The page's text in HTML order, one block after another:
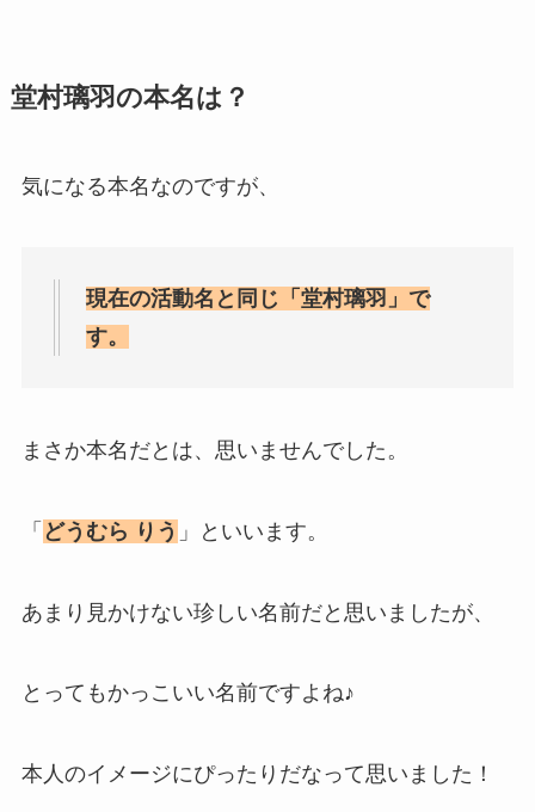
堂村璃羽の本名は？
気になる本名なのですが、
現在の活動名と同じ「堂村璃羽」で
す。
まさか本名だとは、思いませんでした。
「 どうむら りう 」といいます。
あまり見かけない珍しい名前だと思いましたが、
とってもかっこいい名前ですよね♪
本人のイメージにぴったりだなって思いました！